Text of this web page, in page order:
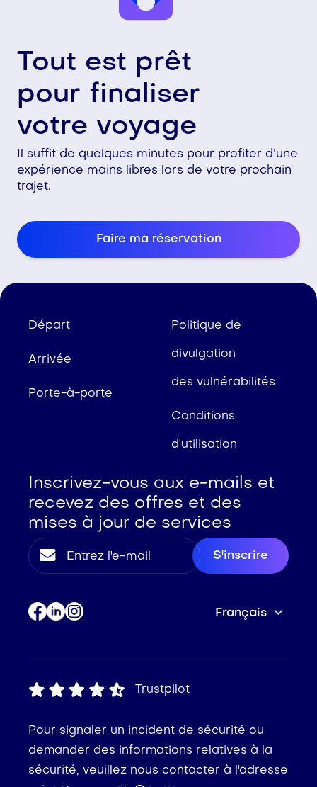
Tout est prêt
pour finaliser
votre voyage
Il suffit de quelques minutes pour profiter d’une
expérience mains libres lors de votre prochain
trajet.
Faire ma réservation
Départ
Arrivée
Porte-à-porte
Politique de
divulgation
des vulnérabilités
Conditions
d'utilisation
Inscrivez-vous aux e-mails et
recevez des offres et des
mises à jour de services
Français
Pour signaler un incident de sécurité ou
demander des informations relatives à la
sécurité, veuillez nous contacter à l'adresse
Trustpilot